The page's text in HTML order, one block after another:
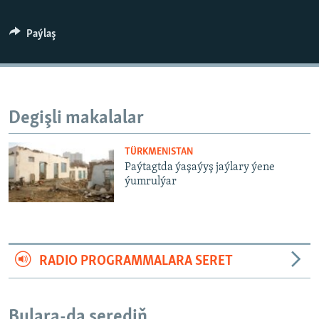
Paýlaş
Degişli makalalar
TÜRKMENISTAN
Paýtagtda ýaşaýyş jaýlary ýene
ýumrulýar
RADIO PROGRAMMALARA SERET